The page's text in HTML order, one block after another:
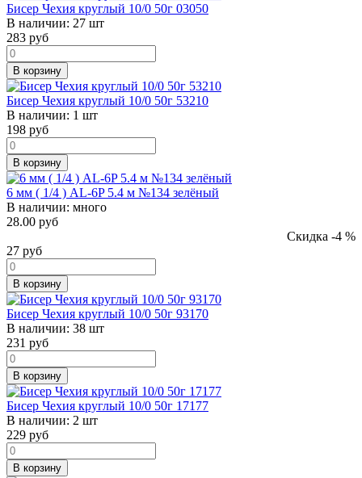
Бисер Чехия круглый 10/0 50г 03050
В наличии: 27 шт
283 руб
В корзину
Бисер Чехия круглый 10/0 50г 53210
В наличии: 1 шт
198 руб
В корзину
6 мм ( 1/4 ) AL-6P 5.4 м №134 зелёный
В наличии: много
28.00 руб
Скидка -4 %
27 руб
В корзину
Бисер Чехия круглый 10/0 50г 93170
В наличии: 38 шт
231 руб
В корзину
Бисер Чехия круглый 10/0 50г 17177
В наличии: 2 шт
229 руб
В корзину